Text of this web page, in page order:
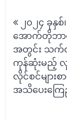
၂၀၂၄ ခုနှစ်၊
အောက်တိုဘ
အတွင်း သက်
ကုန်ဆုံးမည့် လု
လိုင်စင်များစ
အသိပေးကြေ